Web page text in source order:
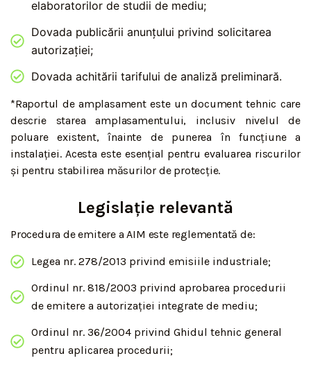
elaboratorilor de studii de mediu;
Dovada publicării anunțului privind solicitarea
autorizației;
Dovada achitării tarifului de analiză preliminară.
*Raportul de amplasament este un document tehnic care
descrie starea amplasamentului, inclusiv nivelul de
poluare existent, înainte de punerea în funcțiune a
instalației. Acesta este esențial pentru evaluarea riscurilor
și pentru stabilirea măsurilor de protecție.
Legislație relevantă
Procedura de emitere a AIM este reglementată de:
Legea nr. 278/2013 privind emisiile industriale;
Ordinul nr. 818/2003 privind aprobarea procedurii
de emitere a autorizației integrate de mediu;
Ordinul nr. 36/2004 privind Ghidul tehnic general
pentru aplicarea procedurii;